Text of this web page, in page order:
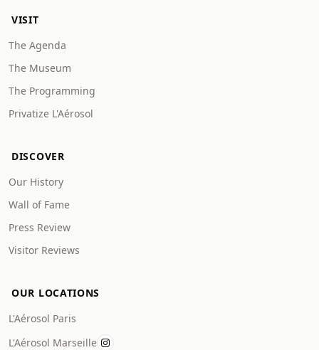
VISIT
The Agenda
The Museum
The Programming
Privatize L'Aérosol
DISCOVER
Our History
Wall of Fame
Press Review
Visitor Reviews
OUR LOCATIONS
L'Aérosol Paris
L'Aérosol Marseille